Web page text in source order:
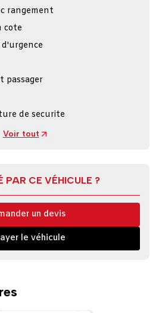
rangement
cote
passager
de securite
Voir tout
PAR CE VÉHICULE ?
un devis
le véhicule